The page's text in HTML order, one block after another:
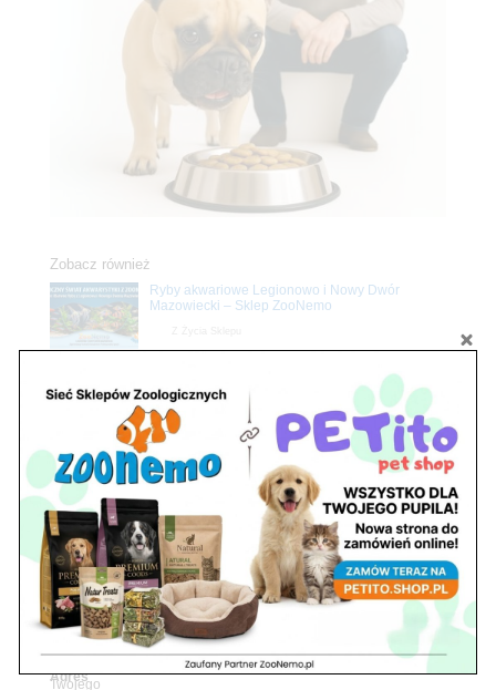
Zobacz również
Ryby akwariowe Legionowo i Nowy Dwór
Mazowiecki – Sklep ZooNemo
Z Życia Sklepu
rośliny akwariowe w ZooNemo – Legionowo i
Nowy Dwór Mazowiecki
Upały wracają! Zadbaj o komfort swojego pupila
z matami chłodzącymi ZooNemo
Z Życia Sklepu
Petito Pet Shop – Internetowy Sklep Zoologiczny
Online! Wszystko Dla Twojego Pupila | ZooNemo
Adres